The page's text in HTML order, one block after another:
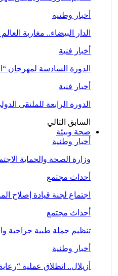
أخبار وطنية
الدار البيضاء.. مغاربة
أخبار فنية
الدورة السادسة لمهرجان
أخبار فنية
الدورة الرابعة للملتقى
السابق التالي
صحة وبيئة
أخبار وطنية
وزارة الصحة والحماية
أحداث مجتمع
اجتماع لجنة قيادة إصلاح
أحداث مجتمع
تنظيم حملة طبية جراحية واسعة بالسمارة من 5 الى 7
أخبار وطنية
أزيلال.. انطلاق عملية “رعاية 2025-2026” لتعزيز الخدمات الصحية